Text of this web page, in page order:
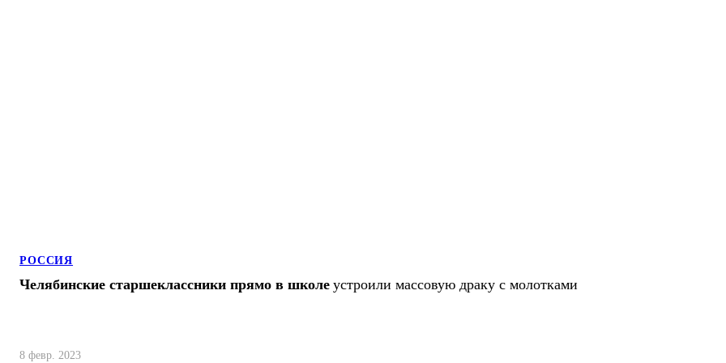
РОССИЯ
Челябинские старшеклассники прямо в школе устроили массовую драку с молотками
8 февр. 2023